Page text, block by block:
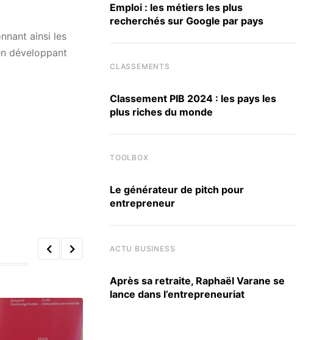
ainsi les
développant
Emploi : les métiers les plus
recherchés sur Google par pays
CLASSEMENTS
Classement PIB 2024 : les pays les
plus riches du monde
TOOLBOX
Le générateur de pitch pour
entrepreneur
ACTU BUSINESS
Après sa retraite, Raphaël Varane se
lance dans l’entrepreneuriat